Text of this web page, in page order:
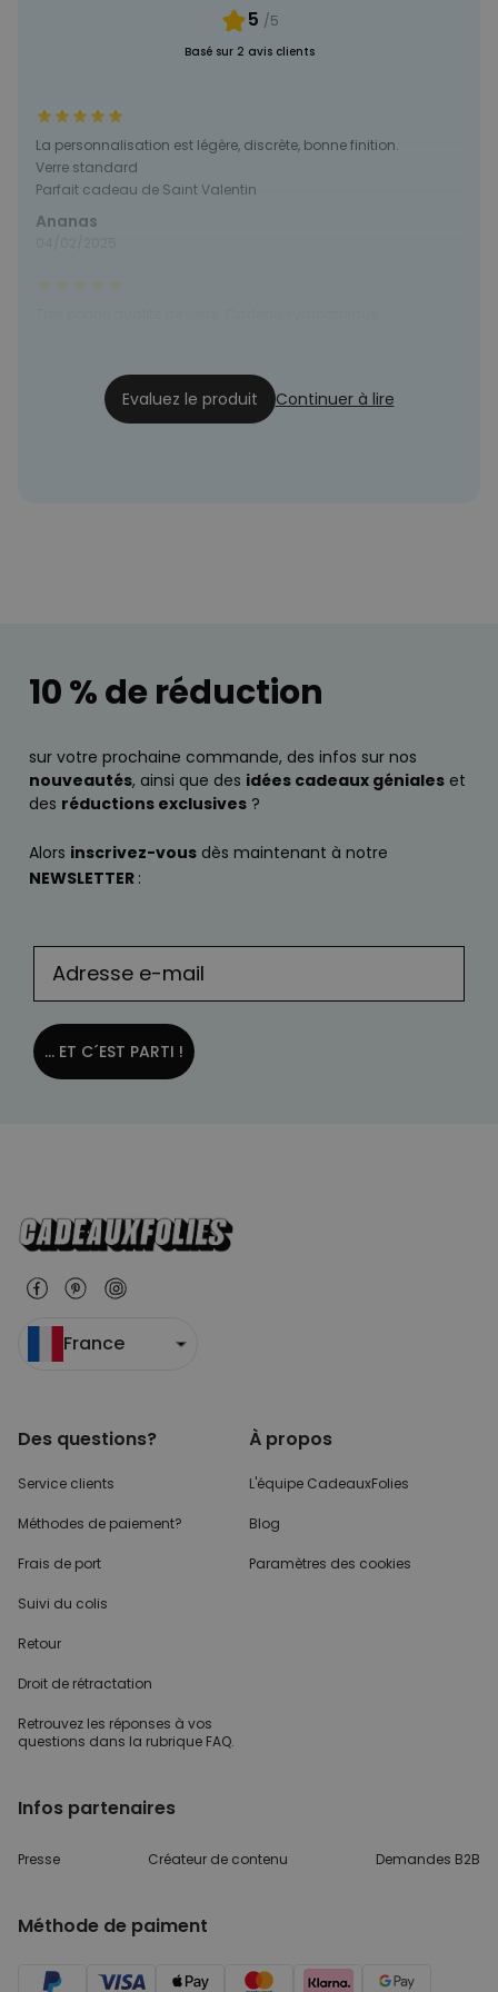
5 /5
Basé sur 2 avis clients
La personnalisation est légère, discrète, bonne finition.
Verre standard
Parfait cadeau de Saint Valentin
Ananas
Evaluez le produit Continuer à lire
10 % de réduction
sur votre prochaine commande, des infos sur nos
nouveautés, ainsi que des idées cadeaux géniales et
des réductions exclusives ?
Alors inscrivez-vous dès maintenant à notre
NEWSLETTER :
... ET C´EST PARTI !
France
Des questions?
Service clients
Méthodes de paiement?
Frais de port
Suivi du colis
Retour
Droit de rétractation
Retrouvez les réponses à vos
questions dans la rubrique FAQ.
À propos
L'équipe CadeauxFolies
Blog
Paramètres des cookies
Infos partenaires
Presse Créateur de contenu Demandes B2B
Méthode de paiment